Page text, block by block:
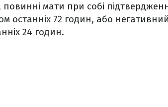
мати при собі
останніх 72 годин, або
24 годин.